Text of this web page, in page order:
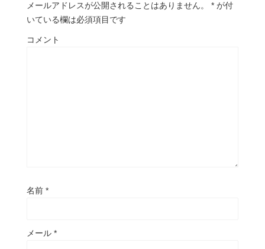
メールアドレスが公開されることはありません。 * が付
いている欄は必須項目です
コメント
名前 *
メール *